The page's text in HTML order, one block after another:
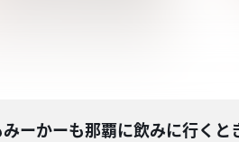
ーかーも那覇に飲みに行くと